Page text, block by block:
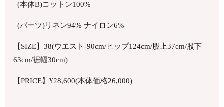
(本体B)コットン100%
(パーツ)リネン94% ナイロン6%
【SIZE】38(ウエスト-90cm/ヒップ124cm/股上37cm/股下
63cm/裾幅30cm)
【PRICE】¥28,600(本体価格26,000)